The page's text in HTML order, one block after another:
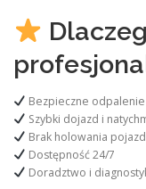
Bezpieczne
Szybki dojazd i
Brak holowania
Dostępność 24/7
Doradztwo i